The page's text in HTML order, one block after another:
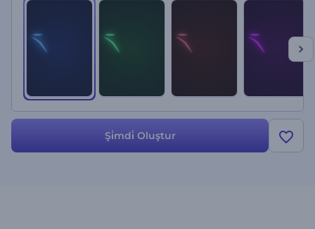
Şi̇mdi̇ Oluştur